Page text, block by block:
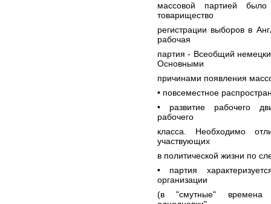
массовой партией
товарищество
регистрации выборов в
рабочая
партия - Всеобщий
Основными
причинами появления
• повсеместное
• развитие рабочего
рабочего
класса. Необходимо
участвующих
в политической жизни по
• партия
организации
(в "смутные" времена